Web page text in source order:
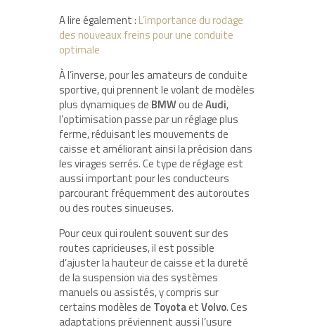
A lire également : L’importance du rodage
des nouveaux freins pour une conduite
optimale
À l’inverse, pour les amateurs de conduite
sportive, qui prennent le volant de modèles
plus dynamiques de BMWou deAudi,
l’optimisation passe par un réglage plus
ferme, réduisant les mouvements de
caisse et améliorant ainsi la précision dans
les virages serrés. Ce type de réglage est
aussi important pour les conducteurs
parcourant fréquemment des autoroutes
ou des routes sinueuses.
Pour ceux qui roulent souvent sur des
routes capricieuses, il est possible
d’ajuster la hauteur de caisse et la dureté
de la suspension via des systèmes
manuels ou assistés, y compris sur
certains modèles de ToyotaetVolvo. Ces
adaptations préviennent aussi l’usure